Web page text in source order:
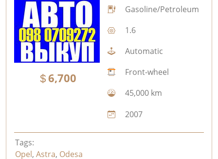
6,700
Gasoline/Petroleum
1.6
Automatic
Front-wheel
45,000 km
2007
Tags:
Opel, Astra, Odesa